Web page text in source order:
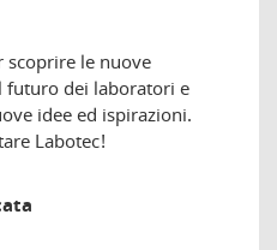
scoprire le nuove
futuro dei laboratori e
idee ed ispirazioni.
Labotec!